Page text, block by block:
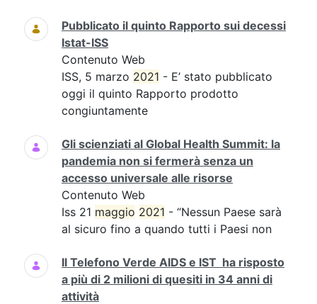
Pubblicato il quinto Rapporto sui decessi
Istat-ISS
Contenuto Web
ISS, 5 marzo 2021 - E’ stato pubblicato
oggi il quinto Rapporto prodotto
congiuntamente
Gli scienziati al Global Health Summit: la
pandemia non si fermerà senza un
accesso universale alle risorse
Contenuto Web
Iss 21 maggio 2021 - “Nessun Paese sarà
al sicuro fino a quando tutti i Paesi non
Il Telefono Verde AIDS e IST ha risposto
a più di 2 milioni di quesiti in 34 anni di
attività